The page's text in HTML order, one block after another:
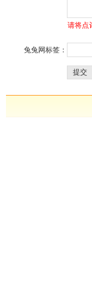
请将点
兔兔网标签：
提交